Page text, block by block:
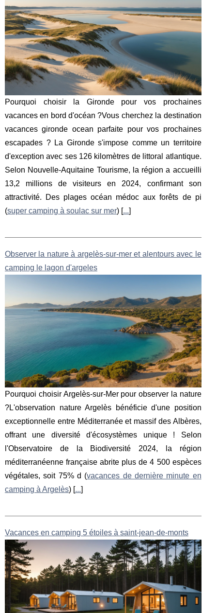
Pourquoi choisir la Gironde pour vos prochaines
vacances en bord d'océan ?Vous cherchez la destination
vacances gironde ocean parfaite pour vos prochaines
escapades ? La Gironde s'impose comme un territoire
d'exception avec ses 126 kilomètres de littoral atlantique.
Selon Nouvelle-Aquitaine Tourisme, la région a accueilli
13,2 millions de visiteurs en 2024, confirmant son
attractivité. Des plages océan médoc aux forêts de pi
(super camping à soulac sur mer) [...]
Observer la nature à argelès-sur-mer et alentours avec le
camping le lagon d'argeles
Pourquoi choisir Argelès-sur-Mer pour observer la nature
?L'observation nature Argelès bénéficie d'une position
exceptionnelle entre Méditerranée et massif des Albères,
offrant une diversité d'écosystèmes unique ! Selon
l'Observatoire de la Biodiversité 2024, la région
méditerranéenne française abrite plus de 4 500 espèces
végétales, soit 75% d (vacances de dernière minute en
camping à Argelès) [...]
Vacances en camping 5 étoiles à saint-jean-de-monts